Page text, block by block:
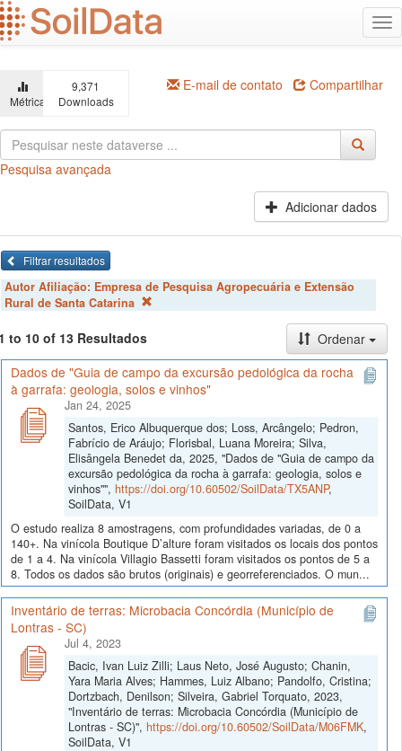
Ir
para
o
principal
Métricas
9,371
Downloads
E-mail de contato Compartilhar
Pesquisa avançada
Adicionar dados
Filtrar resultados
Autor Afiliação: Empresa de Pesquisa Agropecuária e Extensão
Rural de Santa Catarina
to 10 of 13 Resultados
Ordenar
Dados de "Guia de campo da excursão pedológica da rocha
à garrafa: geologia, solos e vinhos"
Jan 24, 2025
Santos, Erico Albuquerque dos; Loss, Arcângelo; Pedron,
Fabrício de Aráujo; Florisbal, Luana Moreira; Silva,
Elisângela Benedet da, 2025, "Dados de "Guia de campo da
excursão pedológica da rocha à garrafa: geologia, solos e
vinhos"", https://doi.org/10.60502/SoilData/TX5ANP,
SoilData, V1
O estudo realiza 8 amostragens, com profundidades variadas, de 0 a
140+. Na vinícola Boutique D’alture foram visitados os locais dos pontos
de 1 a 4. Na vinícola Villagio Bassetti foram visitados os pontos de 5 a
8. Todos os dados são brutos (originais) e georreferenciados. O mun...
Inventário de terras: Microbacia Concórdia (Município de
Lontras - SC)
Jul 4, 2023
Bacic, Ivan Luiz Zilli; Laus Neto, José Augusto; Chanin,
Yara Maria Alves; Hammes, Luiz Albano; Pandolfo, Cristina;
Dortzbach, Denilson; Silveira, Gabriel Torquato, 2023,
"Inventário de terras: Microbacia Concórdia (Município de
Lontras - SC)", https://doi.org/10.60502/SoilData/M06FMK,
SoilData, V1